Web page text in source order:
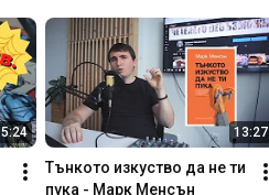
5:24 13:27
Тънкото изкуство да не ти
пука - Марк Менсън